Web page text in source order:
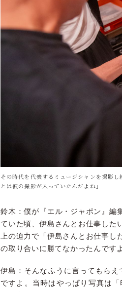
その時代を代表するミュージシャンを撮影
とは彼の撮影が入っていたんだよね」
鈴木：僕が『エル・ジャポン』編
ていた頃、伊島さんとお仕事した
上の迫力で「伊島さんとお仕事
の取り合いに勝てなかったんです
伊島：そんなふうに言ってもら
ですよ。当時はやっぱり写真は